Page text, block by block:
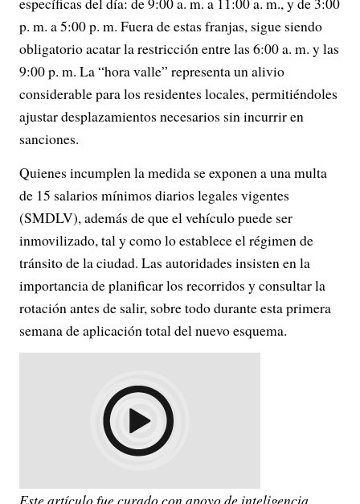
p. m. a 5:00 p. m. Fuera de estas franjas, sigue siendo
obligatorio acatar la restricción entre las 6:00 a. m. y las
9:00 p. m. La “hora valle” representa un alivio
considerable para los residentes locales, permitiéndoles
ajustar desplazamientos necesarios sin incurrir en
sanciones.
Quienes incumplen la medida se exponen a una multa
de 15 salarios mínimos diarios legales vigentes
(SMDLV), además de que el vehículo puede ser
inmovilizado, tal y como lo establece el régimen de
tránsito de la ciudad. Las autoridades insisten en la
importancia de planificar los recorridos y consultar la
rotación antes de salir, sobre todo durante esta primera
semana de aplicación total del nuevo esquema.
Este artículo fue curado con apoyo de inteligencia